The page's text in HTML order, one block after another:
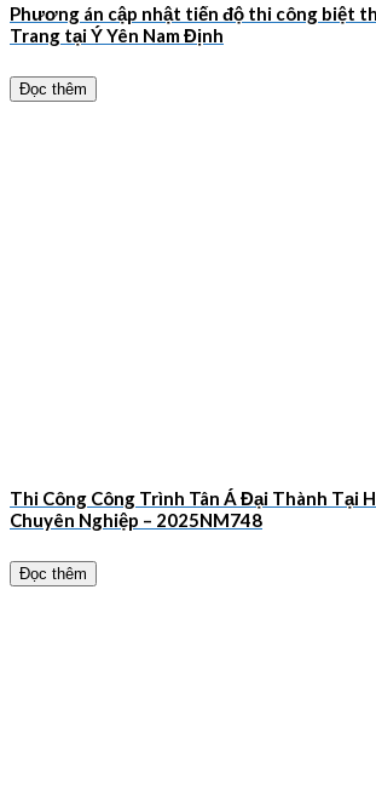
Phương án cập nhật tiến độ thi công biệt
Trang tại Ý Yên Nam Định
Đọc thêm
Thi Công Công Trình Tân Á Đại Thành Tại
Chuyên Nghiệp – 2025NM748
Đọc thêm